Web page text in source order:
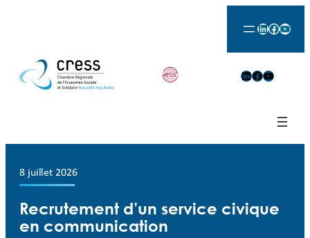
LinkedIn
Facebook
LinkedIn
Facebook
YouTube
8 juillet 2026
Recrutement d’un service civique
en communication